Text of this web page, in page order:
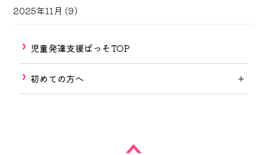
2025年11月 (9)
児童発達支援ぱっそTOP
初めての方へ